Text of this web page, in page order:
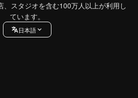
、スタジオを含む100万人以上が利用し
ています。
日本語